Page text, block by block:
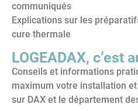
communiqués
Explications sur les
cure thermale
LOGEADAX, c’est
Conseils et informations
maximum votre installation
sur DAX et le département